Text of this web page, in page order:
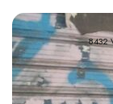
8432